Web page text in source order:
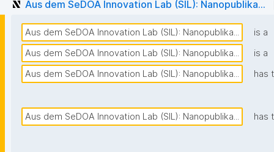
Aus dem SeDOA Innovation Lab (SIL): Nanopublika...
Aus dem SeDOA Innovation Lab (SIL): Nanopublika... is a
Aus dem SeDOA Innovation Lab (SIL): Nanopublika...
is a
Aus dem SeDOA Innovation Lab (SIL): Nanopublika...
has
Aus dem SeDOA Innovation Lab (SIL): Nanopublika... has